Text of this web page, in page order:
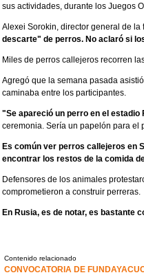
sus actividades, durante los Juegos
Alexei Sorokin, director general de la
descarte" de perros. No aclaró si
Miles de perros callejeros recorren
Agregó que la semana pasada
caminaba entre los participantes.
"Se apareció un perro en el estadio
ceremonia. Sería un papelón para el
Es común ver perros callejeros en
encontrar los restos de la comida
Defensores de los animales
comprometieron a construir perreras.
En Rusia, es de notar, es bastante
Contenido relacionado
CONVOCATORIA DE